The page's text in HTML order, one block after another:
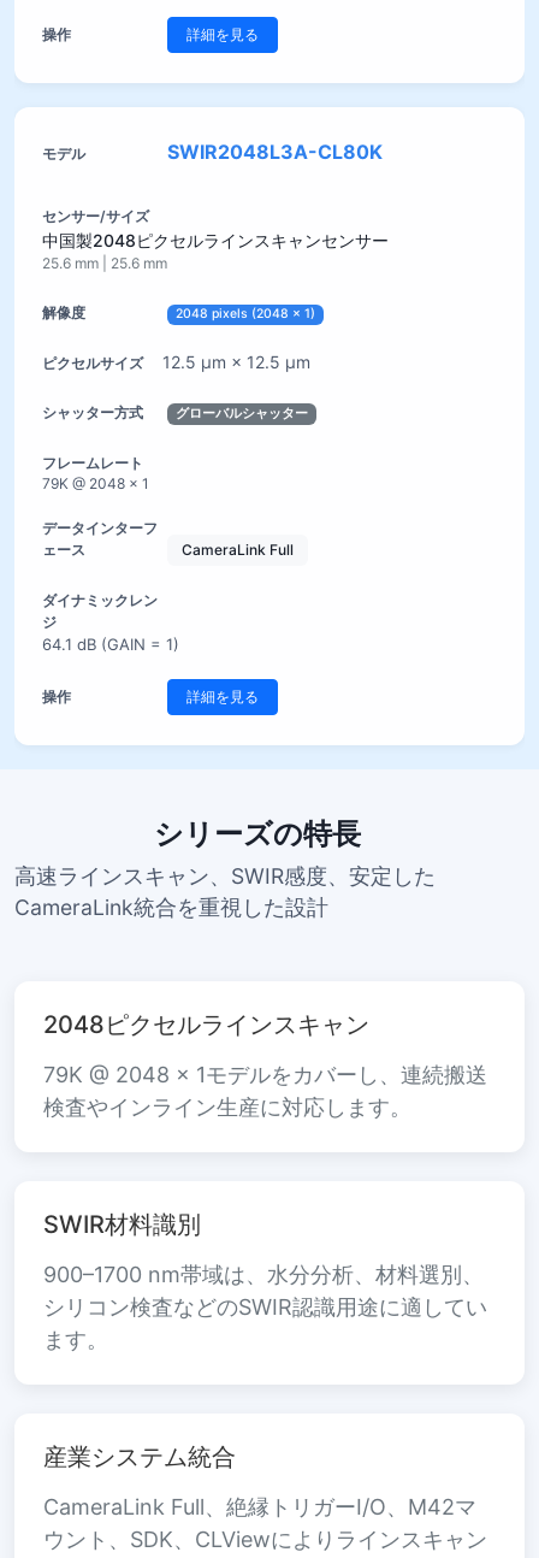
詳細を見る
SWIR2048L3A-CL80K
中国製2048ピクセルラインスキャンセンサー
25.6 mm | 25.6 mm
2048 pixels (2048 × 1)
12.5 µm × 12.5 µm
グローバルシャッター
79K @ 2048 × 1
CameraLink Full
64.1 dB (GAIN = 1)
詳細を見る
シリーズの特長
高速ラインスキャン、SWIR感度、安定した
CameraLink統合を重視した設計
2048ピクセルラインスキャン
79K @ 2048 × 1モデルをカバーし、連続搬送
検査やインライン生産に対応します。
SWIR材料識別
900–1700 nm帯域は、水分分析、材料選別、
シリコン検査などのSWIR認識用途に適してい
ます。
産業システム統合
CameraLink Full、絶縁トリガーI/O、M42マ
ウント、SDK、CLViewによりラインスキャン